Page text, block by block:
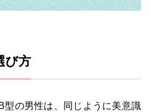
び方
型の男性は、同じように美意識